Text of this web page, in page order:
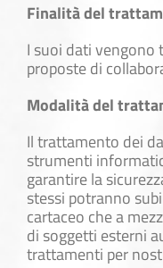
Finalità del
I suoi dati vengono
proposte di
Modalità del
Il trattamento dei
strumenti
garantire la
stessi potranno
cartaceo che a
di soggetti esterni
trattamenti per